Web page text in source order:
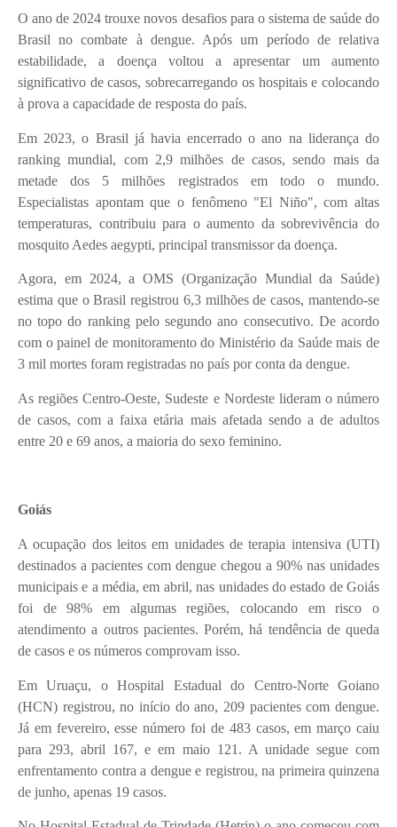
O ano de 2024 trouxe novos desafios para o sistema de saúde do
Brasil no combate à dengue. Após um período de relativa
estabilidade, a doença voltou a apresentar um aumento
significativo de casos, sobrecarregando os hospitais e colocando
à prova a capacidade de resposta do país.
Em 2023, o Brasil já havia encerrado o ano na liderança do
ranking mundial, com 2,9 milhões de casos, sendo mais da
metade dos 5 milhões registrados em todo o mundo.
Especialistas apontam que o fenômeno "El Niño", com altas
temperaturas, contribuiu para o aumento da sobrevivência do
mosquito Aedes aegypti, principal transmissor da doença.
Agora, em 2024, a OMS (Organização Mundial da Saúde)
estima que o Brasil registrou 6,3 milhões de casos, mantendo-se
no topo do ranking pelo segundo ano consecutivo. De acordo
com o painel de monitoramento do Ministério da Saúde mais de
3 mil mortes foram registradas no país por conta da dengue.
As regiões Centro-Oeste, Sudeste e Nordeste lideram o número
de casos, com a faixa etária mais afetada sendo a de adultos
entre 20 e 69 anos, a maioria do sexo feminino.
Goiás
A ocupação dos leitos em unidades de terapia intensiva (UTI)
destinados a pacientes com dengue chegou a 90% nas unidades
municipais e a média, em abril, nas unidades do estado de Goiás
foi de 98% em algumas regiões, colocando em risco o
atendimento a outros pacientes. Porém, há tendência de queda
de casos e os números comprovam isso.
Em Uruaçu, o Hospital Estadual do Centro-Norte Goiano
(HCN) registrou, no início do ano, 209 pacientes com dengue.
Já em fevereiro, esse número foi de 483 casos, em março caiu
para 293, abril 167, e em maio 121. A unidade segue com
enfrentamento contra a dengue e registrou, na primeira quinzena
de junho, apenas 19 casos.